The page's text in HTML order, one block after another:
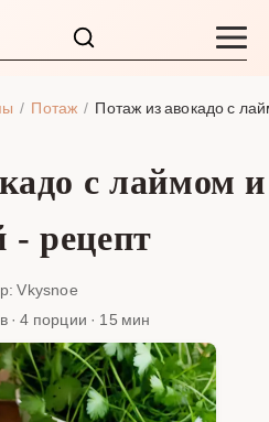
Потаж Потаж из авокадо с
с лаймом и
- рецепт
Vkysnoe
· 4 порции · 15 мин